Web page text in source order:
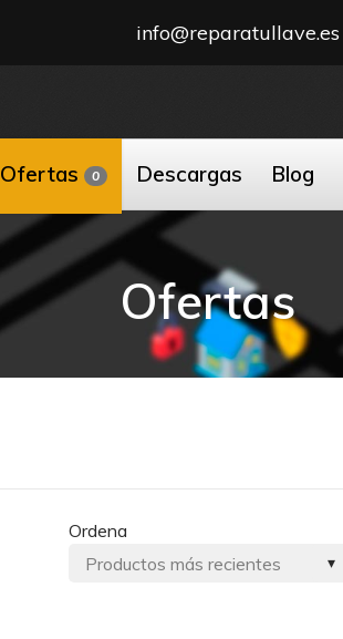
info@reparatullave.es
Ofertas 0 Descargas Blog
Ofertas
Ordena